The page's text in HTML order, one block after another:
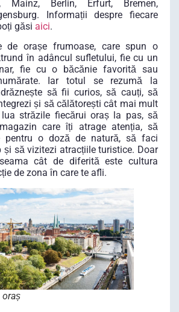
Mainz, Berlin, Erfurt, Bremen,
Informații despre fiecare
găsi aici.
de orașe frumoase, care spun o
în adâncul sufletului, fie cu un
fie cu o băcănie favorită sau
Iar totul se rezumă la
să fii curios, să cauți, să
și să călătorești cât mai mult
străzile fiecărui oraș la pas, să
care îți atrage atenția, să
pentru o doză de natură, să faci
și să vizitezi atracțiile turistice. Doar
cât de diferită este cultura
de zona în care te afli.
oraș